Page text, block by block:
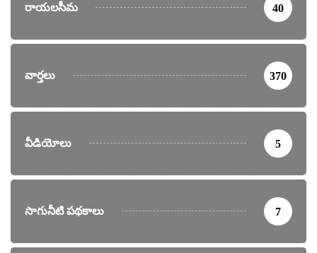
రాయలసీమ 40
వార్తలు 370
వీడియోలు 5
సాగునీటి పథకాలు 7